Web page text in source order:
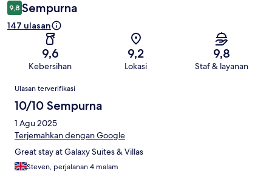
9,8 Sempurna
147 ulasan
9,6
Kebersihan
9,2
Lokasi
9,8
Staf & layanan
Ulasan
Ulasan terverifikasi
10/10 Sempurna
1 Agu 2025
Terjemahkan dengan Google
Great stay at Galaxy Suites & Villas
Steven, perjalanan 4 malam